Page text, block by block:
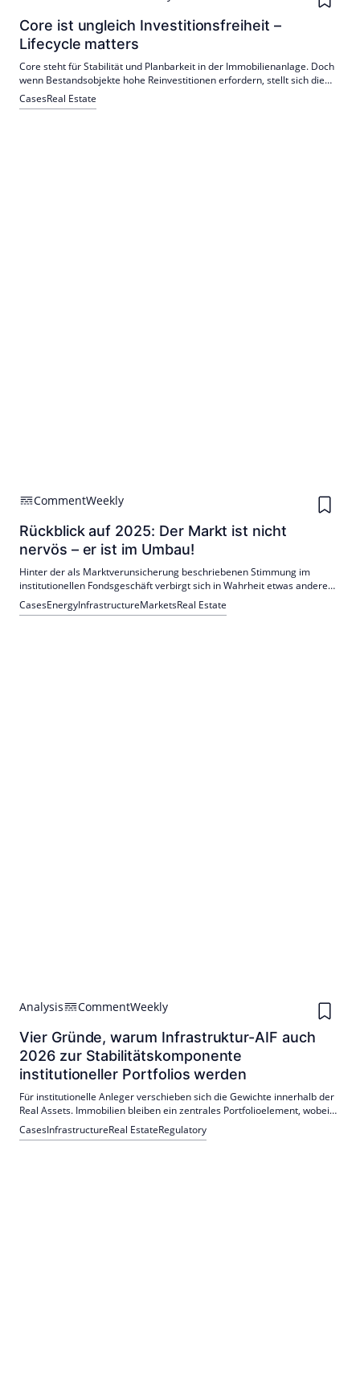
Core ist ungleich Investitionsfreiheit –
Lifecycle matters
Core steht für Stabilität und Planbarkeit in der Immobilienanlage. Doch
wenn Bestandsobjekte hohe Reinvestitionen erfordern, stellt sich die
Frage, ob Core-Klassifikationen den Immobilienlebenszyklus vollständig
abbilden – und welche Folgen das für Exit-Strategien offener Fonds hat.
CasesReal Estate
CommentWeekly
Rückblick auf 2025: Der Markt ist nicht
nervös – er ist im Umbau!
Hinter der als Marktverunsicherung beschriebenen Stimmung im
institutionellen Fondsgeschäft verbirgt sich in Wahrheit etwas anderes:
das Aufräumen mit Übergangslösungen.
CasesEnergyInfrastructureMarketsReal Estate
Analysis CommentWeekly
Vier Gründe, warum Infrastruktur-AIF auch
2026 zur Stabilitätskomponente
institutioneller Portfolios werden
Für institutionelle Anleger verschieben sich die Gewichte innerhalb der
Real Assets. Immobilien bleiben ein zentrales Portfolioelement, wobei
Infrastruktur sie zunehmend um eine Stabilitätskomponente ergänzt.
CasesInfrastructureReal EstateRegulatory